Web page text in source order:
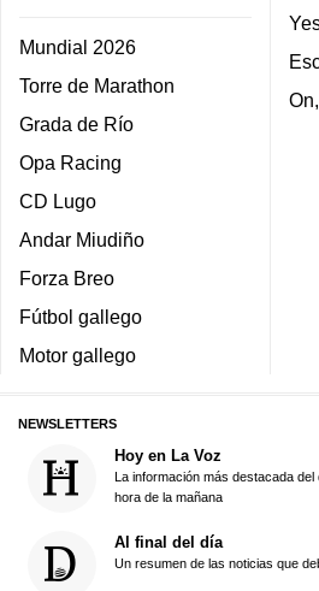
Mundial 2026
Torre de Marathon
Grada de Río
Opa Racing
CD Lugo
Andar Miudiño
Forza Breo
Fútbol gallego
Motor gallego
NEWSLETTERS
Hoy en La Voz
La información más destacada
hora de la mañana
Al final del día
Un resumen de las noticias que